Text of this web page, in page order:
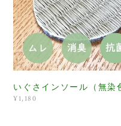
いぐさインソール（無染
¥1,180